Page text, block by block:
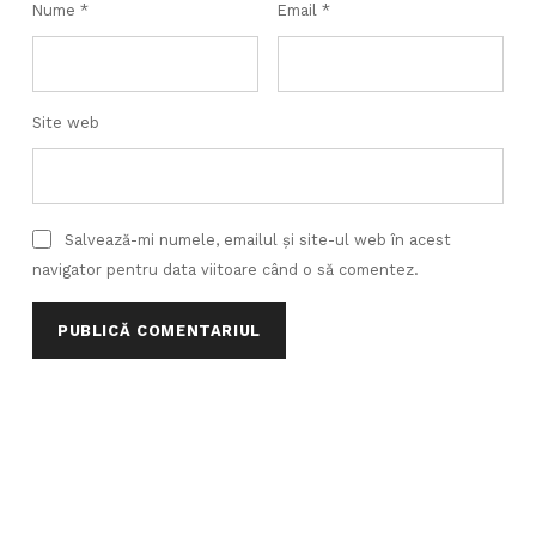
Nume * Email *
Site web
Salvează-mi numele, emailul și site-ul web în acest
navigator pentru data viitoare când o să comentez.